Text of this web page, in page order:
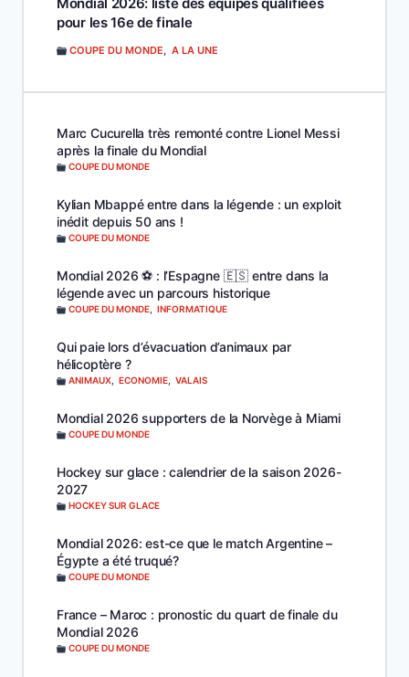
Mondial 2026: liste des équipes qualifiées
pour les 16e de finale
COUPE DU MONDE, A LA UNE
Marc Cucurella très remonté contre Lionel Messi
après la finale du Mondial
COUPE DU MONDE
Kylian Mbappé entre dans la légende : un exploit
inédit depuis 50 ans !
COUPE DU MONDE
Mondial 2026 ⚽️ : l’Espagne 🇪🇸 entre dans la
légende avec un parcours historique
COUPE DU MONDE INFORMATIQUE
Qui paie lors d’évacuation d’animaux par
hélicoptère ?
ANIMAUX ECONOMIE VALAIS
Mondial 2026 supporters de la Norvège à Miami
COUPE DU MONDE
Hockey sur glace : calendrier de la saison 2026-
2027
HOCKEY SUR GLACE
Mondial 2026: est-ce que le match Argentine –
Égypte a été truqué?
COUPE DU MONDE
France – Maroc : pronostic du quart de finale du
Mondial 2026
COUPE DU MONDE